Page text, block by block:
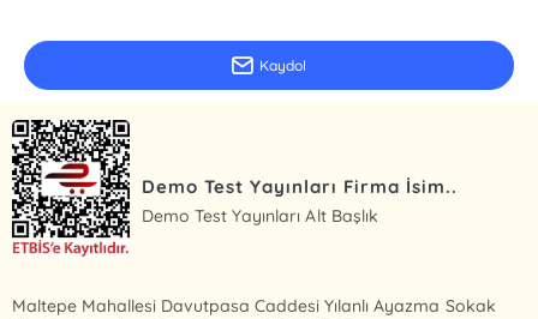
Kaydol
Demo Test Yayınları Firma İsim..
Demo Test Yayınları Alt Başlık
Maltepe Mahallesi Davutpasa Caddesi Yılanlı Ayazma Sokak